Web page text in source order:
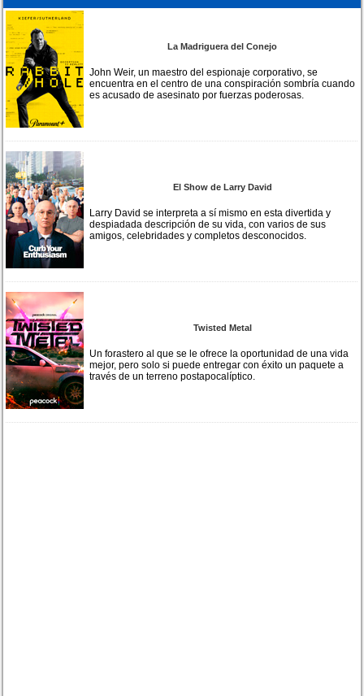
La Madriguera del Conejo
John Weir, un maestro del espionaje corporativo, se
encuentra en el centro de una conspiración sombría cuando
es acusado de asesinato por fuerzas poderosas.
El Show de Larry David
Larry David se interpreta a sí mismo en esta divertida y
despiadada descripción de su vida, con varios de sus
amigos, celebridades y completos desconocidos.
Twisted Metal
Un forastero al que se le ofrece la oportunidad de una vida
mejor, pero solo si puede entregar con éxito un paquete a
través de un terreno postapocalíptico.